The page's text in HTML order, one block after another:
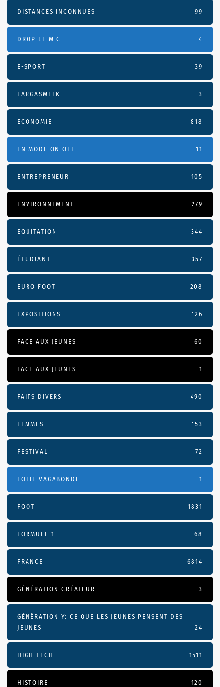
DISTANCES INCONNUES 99
DROP LE MIC 4
E-SPORT 39
EARGASMEEK 3
ECONOMIE 818
EN MODE ON OFF 11
ENTREPRENEUR 105
ENVIRONNEMENT 279
EQUITATION 344
ÉTUDIANT 357
EURO FOOT 208
EXPOSITIONS 126
FACE AUX JEUNES 60
FACE AUX JEUNES 1
FAITS DIVERS 490
FEMMES 153
FESTIVAL 72
FOLIE VAGABONDE 1
FOOT 1831
FORMULE 1 68
FRANCE 6814
GÉNÉRATION CRÉATEUR 3
GÉNÉRATION Y: CE QUE LES JEUNES PENSENT DES
JEUNES
24
HIGH TECH 1511
HISTOIRE 120